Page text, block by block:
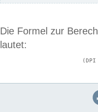
Die Formel zur
lautet: